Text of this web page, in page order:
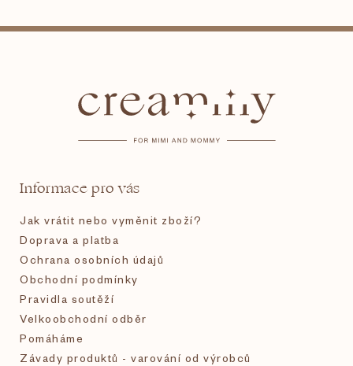
Informace pro vás
Jak vrátit nebo vyměnit zboží?
Doprava a platba
Ochrana osobních údajů
Obchodní podmínky
Pravidla soutěží
Velkoobchodní odběr
Pomáháme
Závady produktů - varování od výrobců